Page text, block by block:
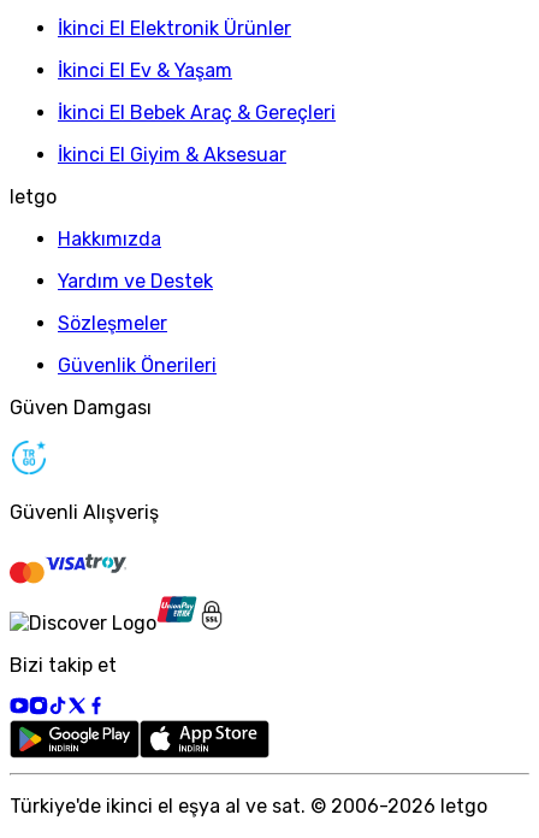
İkinci El Elektronik Ürünler
İkinci El Ev & Yaşam
İkinci El Bebek Araç & Gereçleri
İkinci El Giyim & Aksesuar
letgo
Hakkımızda
Yardım ve Destek
Sözleşmeler
Güvenlik Önerileri
Güven Damgası
Güvenli Alışveriş
Bizi takip et
Türkiye'de ikinci el eşya al ve sat. © 2006-2026 letgo